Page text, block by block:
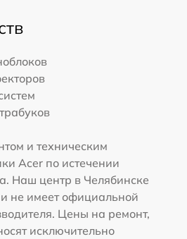
и техническим
Acer по истечении
Наш центр в Челябинске
не имеет официальной
Цены на ремонт,
исключительно